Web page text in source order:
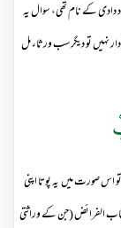
دادی کے نام تھی، سوال یہ
نہیں تو دیگر سب ورثاء مل
اس صورت میں یہ پوتا اپنی
الفرائض (جن کے وراثتی